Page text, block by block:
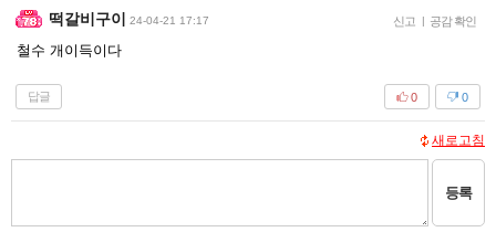
떡갈비구이 24-04-21 17:17 신고 | 공감 확인
철수 개이득이다
답글 0
0
새로고침
등록